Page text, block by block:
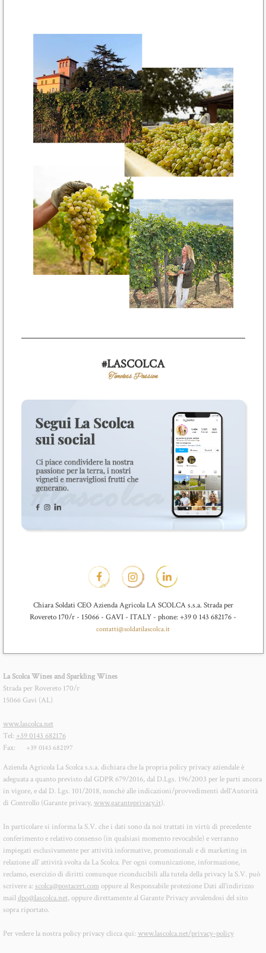
#LASCOLCA
Timeless Passion
Chiara Soldati CEO Azienda Agricola LA SCOLCA s.s.a. Strada per
Rovereto 170/r - 15066 - GAVI - ITALY - phone: +39 0 143 682176 -
contatti@soldatilascolca.it
La Scolca Wines and Sparkling Wines
Strada per Rovereto 170/r
15066 Gavi (AL)
www.lascolca.net
Tel: +39 0143 682176
Fax:
+39 0143 682197
Azienda Agricola La Scolca s.s.a. dichiara che la propria policy privacy aziendale è
adeguata a quanto previsto dal GDPR 679/2016, dal D.Lgs. 196/2003 per le parti ancora
in vigore, e dal D. Lgs. 101/2018, nonchè alle indicazioni/provvedimenti dell’Autorità
di Controllo (Garante privacy,www.garanteprivacy.it).
In particolare si informa la S.V. che i dati sono da noi trattati in virtù di precedente
conferimento e relativo consenso (in qualsiasi momento revocabile) e verranno
impiegati esclusivamente per attività informative, promozionali e di marketing in
relazione all’ attività svolta da La Scolca. Per ogni comunicazione, informazione,
reclamo, esercizio di diritti comunque riconducibili alla tutela della privacy la S.V. può
scrivere a: scolca@postacert.comoppure al Responsabile protezione Dati all’indirizzo
maildpo@lascolca.net, oppure direttamente al Garante Privacy avvalendosi del sito
sopra riportato.
Per vedere la nostra policy privacy clicca qui: www.lascolca.net/privacy-policy